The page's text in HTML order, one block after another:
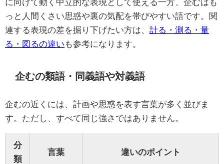
に向けて動く中立的な表現として使える一方、企むはも
っと人間くさい思惑や裏の気配を帯びやすい語です。関
連する表現の差を掘り下げたい方は、 計る・測る・量
る・図るの違い も参考になります。
企むの類語・同義語や対義語
企むの近くには、計画や思惑を表す言葉が多く並びま
す。ただし、すべて同じ強さではありません。
分
類
言葉 違いのポイント